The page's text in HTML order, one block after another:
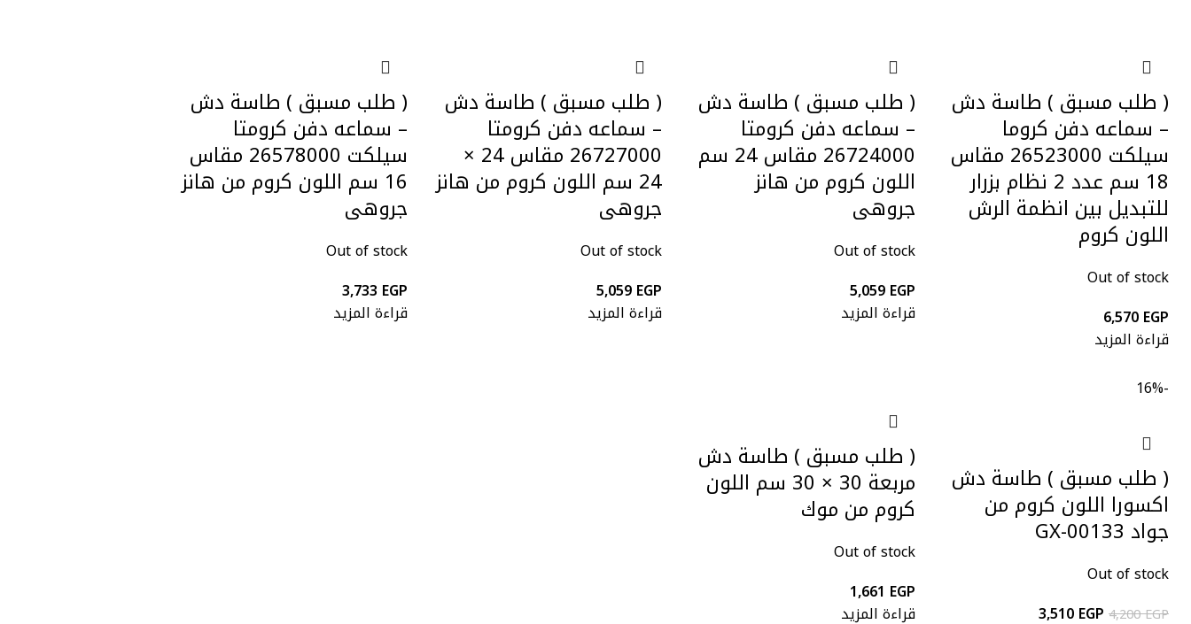
( طلب مسبق ) طاسة دش
– سماعه دفن كروما
سيلكت 26523000 مقاس
18 سم عدد 2 نظام بزرار
للتبديل بين انظمة الرش
اللون كروم
Out of stock
6,570EGP
قراءة المزيد
( طلب مسبق ) طاسة دش
– سماعه دفن كرومتا
26724000 مقاس 24 سم
اللون كروم من هانز
جروهى
Out of stock
5,059EGP
قراءة المزيد
( طلب مسبق ) طاسة دش
– سماعه دفن كرومتا
26727000 مقاس 24 ×
24 سم اللون كروم من هانز
جروهى
Out of stock
5,059EGP
قراءة المزيد
( طلب مسبق ) طاسة دش
– سماعه دفن كرومتا
سيلكت 26578000 مقاس
16 سم اللون كروم من هانز
جروهى
Out of stock
3,733 EGP
قراءة المزيد
-16%
( طلب مسبق ) طاسة دش
اكسورا اللون كروم من
جواد GX-00133
Out of stock
4,200EGP
3,510EGP
( طلب مسبق ) طاسة دش
مربعة 30 × 30 سم اللون
كروم من موك
Out of stock
1,661 EGP
قراءة المزيد